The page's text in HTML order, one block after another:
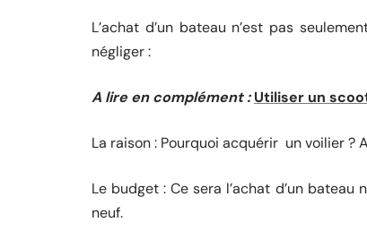
L’achat d’un bateau n’est pas
négliger :
A lire en complément : Utiliser un
La raison : Pourquoi acquérir un voilier ?
Le budget : Ce sera l’achat d’un
neuf.